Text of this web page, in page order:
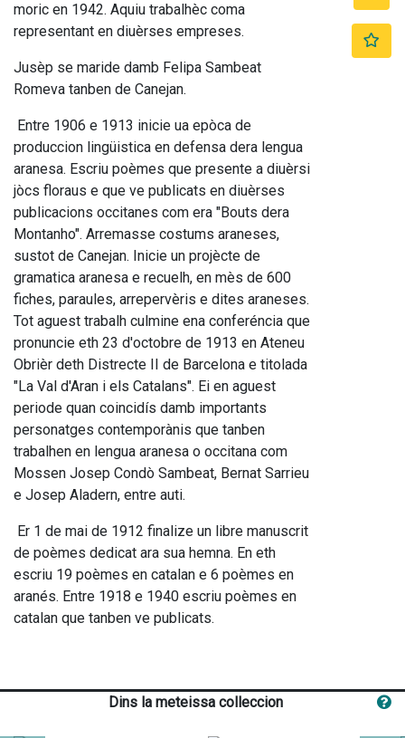
moric en 1942. Aquiu trabalhèc coma
representant en diuèrses empreses.
Jusèp se maride damb Felipa Sambeat
Romeva tanben de Canejan.
Entre 1906 e 1913 inicie ua epòca de
produccion lingüistica en defensa dera lengua
aranesa. Escriu poèmes que presente a diuèrsi
jòcs floraus e que ve publicats en diuèrses
publicacions occitanes com era "Bouts dera
Montanho". Arremasse costums araneses,
sustot de Canejan. Inicie un projècte de
gramatica aranesa e recuelh, en mès de 600
fiches, paraules, arrepervèris e dites araneses.
Tot aguest trabalh culmine ena conferéncia que
pronuncie eth 23 d'octobre de 1913 en Ateneu
Obrièr deth Distrecte II de Barcelona e titolada
"La Val d'Aran i els Catalans". Ei en aguest
periode quan coincidís damb importants
personatges contemporànis que tanben
trabalhen en lengua aranesa o occitana com
Mossen Josep Condò Sambeat, Bernat Sarrieu
e Josep Aladern, entre auti.
Er 1 de mai de 1912 finalize un libre manuscrit
de poèmes dedicat ara sua hemna. En eth
escriu 19 poèmes en catalan e 6 poèmes en
aranés. Entre 1918 e 1940 escriu poèmes en
catalan que tanben ve publicats.
Dins la meteissa colleccion